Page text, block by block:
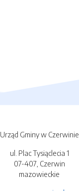
Urząd Gminy w Czerwinie
ul. Plac Tysiąclecia 1
07-407, Czerwin
mazowieckie